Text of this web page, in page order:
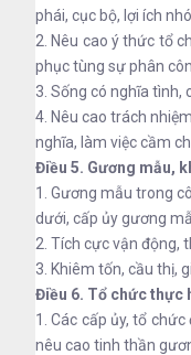
phái, cục bộ, lợi ích
2. Nêu cao ý thức tổ
phục tùng sự phân
3. Sống có nghĩa tình,
4. Nêu cao trách
nghĩa, làm việc cầm
Điều 5. Gương mẫu,
1. Gương mẫu trong
dưới, cấp ủy gương
2. Tích cực vận động,
3. Khiêm tốn, cầu thị,
Điều 6. Tổ chức thực
1. Các cấp ủy, tổ
nêu cao tinh thần